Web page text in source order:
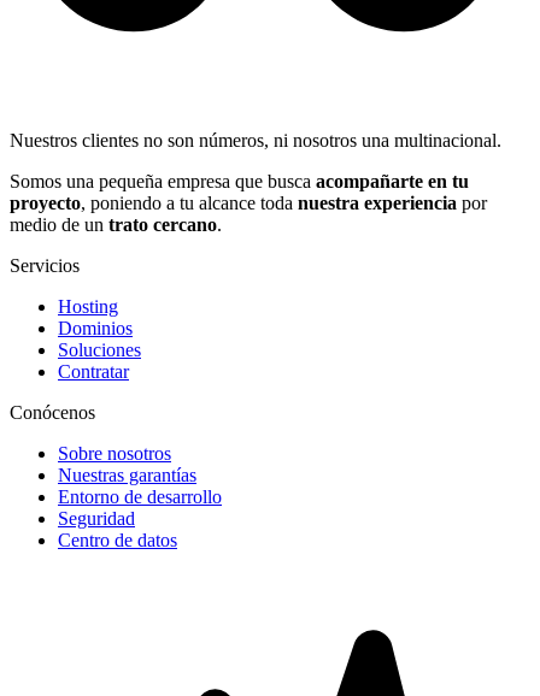
Nuestros clientes no son números, ni nosotros una multinacional.
Somos una pequeña empresa que busca acompañarte en tu
proyecto, poniendo a tu alcance toda nuestra experiencia por
medio de un trato cercano.
Servicios
Hosting
Dominios
Soluciones
Contratar
Conócenos
Sobre nosotros
Nuestras garantías
Entorno de desarrollo
Seguridad
Centro de datos